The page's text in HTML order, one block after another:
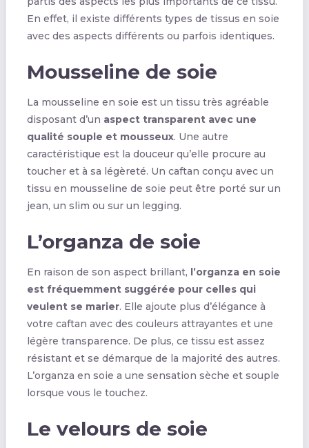
En effet, il existe différents types de tissus en soie
avec des aspects différents ou parfois identiques.
Mousseline de soie
La mousseline en soie est un tissu très agréable
disposant d’un aspect transparent avec une
qualité souple et mousseux. Une autre
caractéristique est la douceur qu’elle procure au
toucher et à sa légèreté. Un caftan conçu avec un
tissu en mousseline de soie peut être porté sur un
jean, un slim ou sur un legging.
L’organza de soie
En raison de son aspect brillant, l’organza en soie
est fréquemment suggérée pour celles qui
veulent se marier. Elle ajoute plus d’élégance à
votre caftan avec des couleurs attrayantes et une
légère transparence. De plus, ce tissu est assez
résistant et se démarque de la majorité des autres.
L’organza en soie a une sensation sèche et souple
lorsque vous le touchez.
Le velours de soie